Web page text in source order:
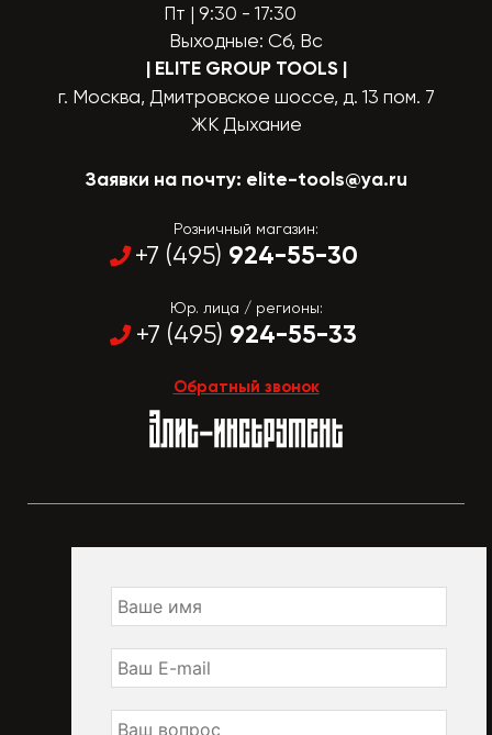
Пт | 9:30 - 17:30
Выходные: Сб, Вс
| ELITE GROUP TOOLS |
г. Москва, Дмитровское шоссе, д. 13 пом. 7
ЖК Дыхание
Заявки на почту: elite-tools@ya.ru
Розничный магазин:
+7 (495) 924-55-30
Юр. лица / регионы:
+7 (495) 924-55-33
Обратный звонок